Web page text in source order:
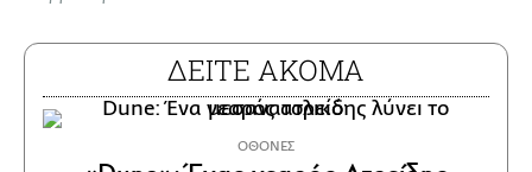
ΔΕΙΤΕ ΑΚΟΜΑ
ΟΘΟΝΕΣ